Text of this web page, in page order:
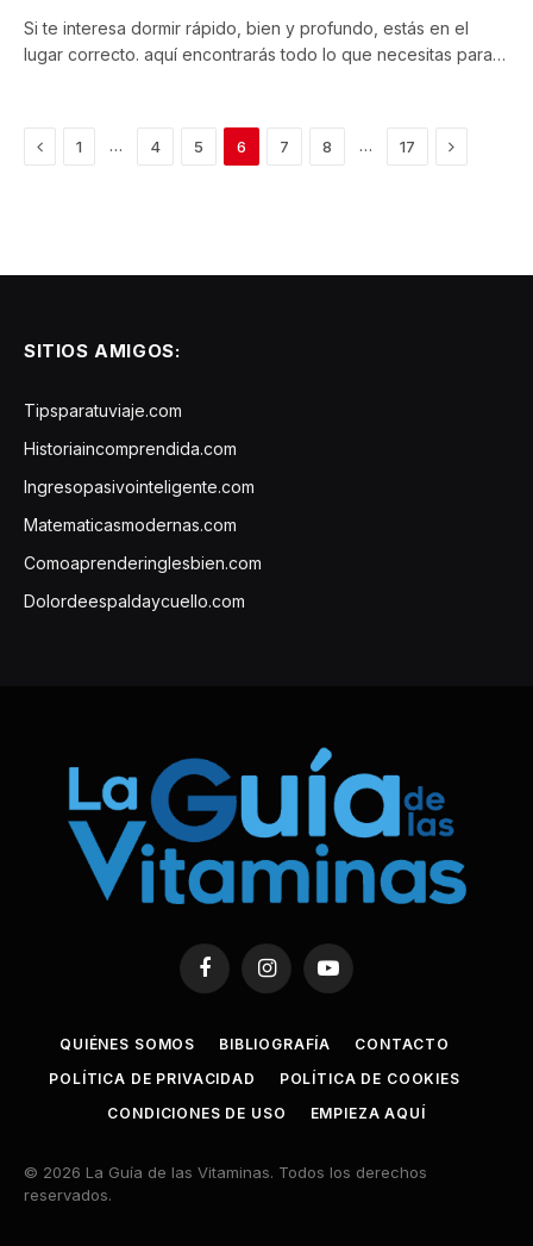
Si te interesa dormir rápido, bien y profundo, estás en el
lugar correcto. aquí encontrarás todo lo que necesitas para…
Previous
1 … 4 5 6 7 8 … 17 Next
SITIOS AMIGOS:
Tipsparatuviaje.com
Historiaincomprendida.com
Ingresopasivointeligente.com
Matematicasmodernas.com
Comoaprenderinglesbien.com
Dolordeespaldaycuello.com
FacebookInstagramYouTube
QUIÉNES SOMOS BIBLIOGRAFÍA
CONTACTO
POLÍTICA DE PRIVACIDAD
POLÍTICA DE COOKIES
CONDICIONES DE USO
EMPIEZA AQUÍ
© 2026 La Guía de las Vitaminas. Todos los derechos
reservados.